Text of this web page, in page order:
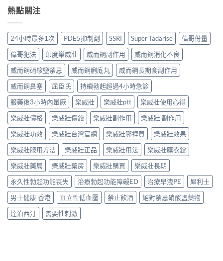
熱點關注
24小時最多1次 PDE5抑制劑 SSRI Super Tadarise
偉哥份量
偉哥犯法
印度樂威壯 威而鋼副作用
威而鋼消化不良
威而鋼硝酸鹽禁忌
威而鋼脷底丸
威而鋼長期食副作用
威而鋼鼻塞
屈臣氏
持續勃起超過4小時急診
服藥後3小時內暈厥
樂威壯 樂威壯ptt
樂威壯使用心得
樂威壯價格
樂威壯價錢 樂威壯副作用
樂威壯 副作用
樂威壯功效
樂威壯台灣官網 樂威壯哪裡買
樂威壯效果
樂威壯服用方法
樂威壯正品 樂威壯用法
樂威壯膜衣錠
樂威壯藥局
樂威壯藥房 樂威壯購買
樂威壯長期
永久性勃起功能喪失
治療勃起功能障礙ED 治療早洩PE
犀利士
男士健康 香港
直立性低血壓 禁止飲酒
絕對禁忌硝酸鹽藥物
達泊西汀
需要性刺激